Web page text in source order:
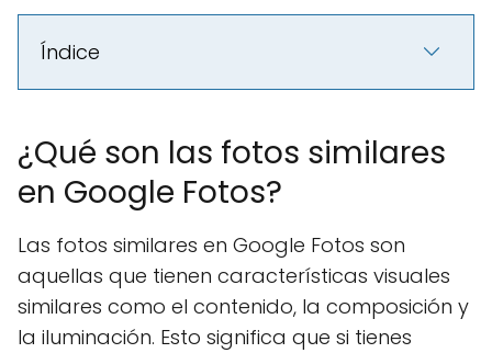
Índice
¿Qué son las fotos similares
en Google Fotos?
Las fotos similares en Google Fotos son
aquellas que tienen características visuales
similares como el contenido, la composición y
la iluminación. Esto significa que si tienes